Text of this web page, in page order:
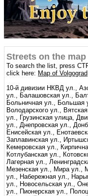
Streets on the
To search the list, press
click here: Map of Volgograd
10-й дивизии НКВД ул.,
ул., Балашовская ул.,
Больничная ул., Большая
Володарского ул.,
ул., Грузинская улица,
ул., Днепровская ул.,
Енисейская ул.,
Заплавинская ул.,
Кемеровская ул.,
Котлубанская ул.,
Лагерная ул.,
Мезенская ул., Мира ул.,
ул., Набережная ул.,
ул., Новосельская ул.,
ул., Пионерская ул.,